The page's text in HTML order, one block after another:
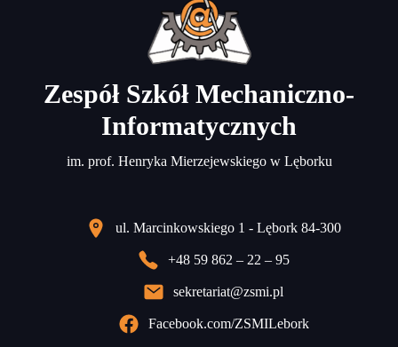
Zespół Szkół Mechaniczno-
Informatycznych
im. prof. Henryka Mierzejewskiego w Lęborku
ul. Marcinkowskiego 1 - Lębork 84-300
+48 59 862 – 22 – 95
sekretariat@zsmi.pl
Facebook.com/ZSMILebork